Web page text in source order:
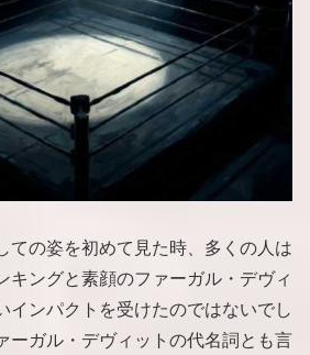
ての姿を初めて見た時、多くの人は
キングと素顔のファーガル・デヴィ
インパクトを受けたのではないでし
ーガル・デヴィットの代名詞とも言